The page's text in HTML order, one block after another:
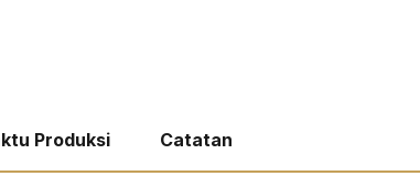
Produksi Catatan